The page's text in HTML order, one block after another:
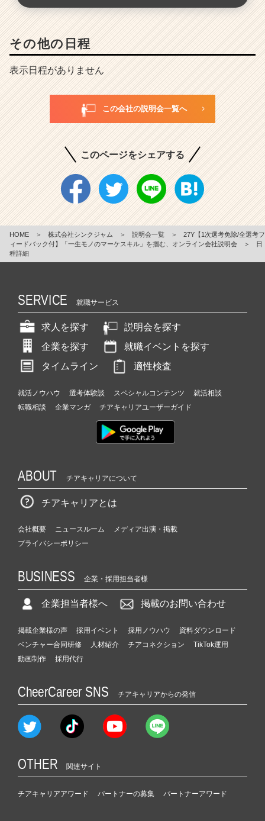
その他の日程
表示日程がありません
この会社の説明会一覧へ
このページをシェアする
HOME ＞ 株式会社シンクジャム ＞ 説明会一覧 ＞
27Y【1次選考免除/全選考フ
ィードバック付】「一生モノのマーケスキル」を掴む、オンライン会社説明会
＞
日
程詳細
SERVICE 就職サービス
求人を探す
説明会を探す
企業を探す
就職イベントを探す
タイムライン
適性検査
就活ノウハウ 選考体験談 スペシャルコンテンツ
就活相談
転職相談
企業マンガ チアキャリアユーザーガイド
ABOUT チアキャリアについて
チアキャリアとは
会社概要 ニュースルーム
メディア出演・掲載
プライバシーポリシー
BUSINESS 企業・採用担当者様
企業担当者様へ 掲載のお問い合わせ
掲載企業様の声 採用イベント 採用ノウハウ
資料ダウンロード
ベンチャー合同研修
人材紹介 チアコネクション
TikTok運用
動画制作
採用代行
CheerCareer SNS チアキャリアからの発信
OTHER 関連サイト
チアキャリアアワード パートナーの募集 パートナーアワード